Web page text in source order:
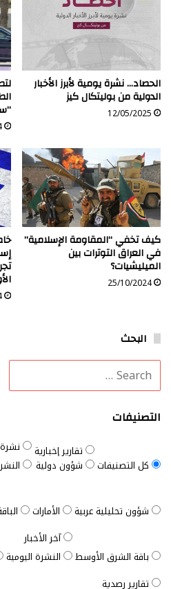
الحصاد… نشرة يومية لأبرز الأخبار
الدولية من بوليتكال كيز
12/05/2025
كيف تخفي “المقاومة الإسلامية”
في العراق التوترات بين
الميليشيات؟
25/10/2024
البحث
التصنيفات
كل التصنيفات
تقارير إخبارية
شؤون دولية
نشرة
شؤون تحليلية عربية الأمارات
باقة الشرق الأوسط
آخر الأخبار
النشرة اليومية
تقارير رصدية